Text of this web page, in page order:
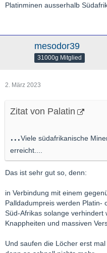
Platinminen ausserhalb
mesodor39
31000g Mitglied
2. März 2023
Zitat von Palatin
...Viele südafrikanische
erreicht....
Das ist sehr gut so, denn:
in Verbindung mit einem
Palldadumpreis werden Platin-
Süd-Afrikas solange verhindert
Knappheiten und massiven
Und saufen die Löcher erst